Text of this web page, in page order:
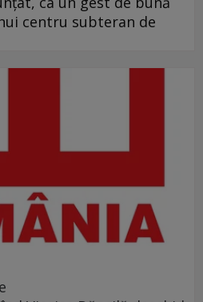
centru subteran de